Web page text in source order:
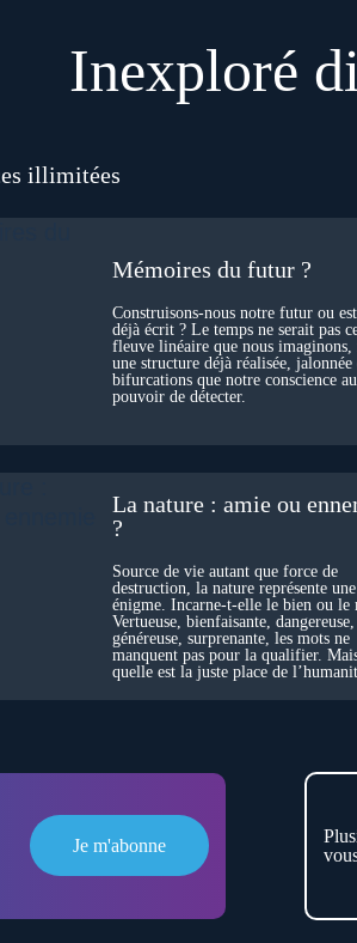
Inexploré
illimitées
Mémoires du futur ?
Construisons-nous notre futur ou
déjà écrit ? Le temps ne serait pas
fleuve linéaire que nous imaginons,
une structure déjà réalisée, jalonnée
bifurcations que notre conscience
pouvoir de détecter.
La nature : amie ou
?
Source de vie autant que force de
destruction, la nature représente une
énigme. Incarne-t-elle le bien ou le
Vertueuse, bienfaisante, dangereuse,
généreuse, surprenante, les mots ne
manquent pas pour la qualifier.
quelle est la juste place de
Je m'abonne